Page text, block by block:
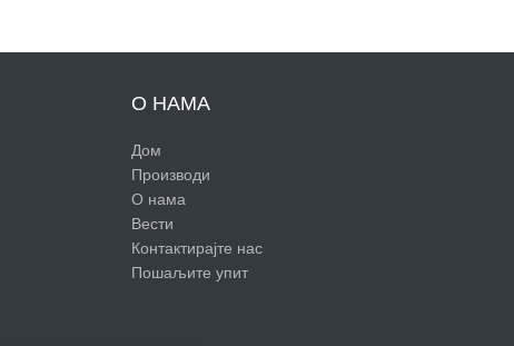
О НАМА
Дом
Производи
О нама
Вести
Контактирајте нас
Пошаљите упит